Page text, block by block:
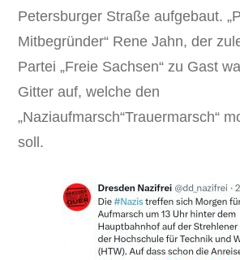
Petersburger Straße aufgebaut.
Mitbegründer“ Rene Jahn, der
Partei „Freie Sachsen“ zu Gast
Gitter auf, welche den
„Naziaufmarsch“Trauermarsch“
soll.